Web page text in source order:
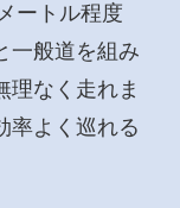
ートル程度
一般道を組み
理なく走れま
率よく巡れる